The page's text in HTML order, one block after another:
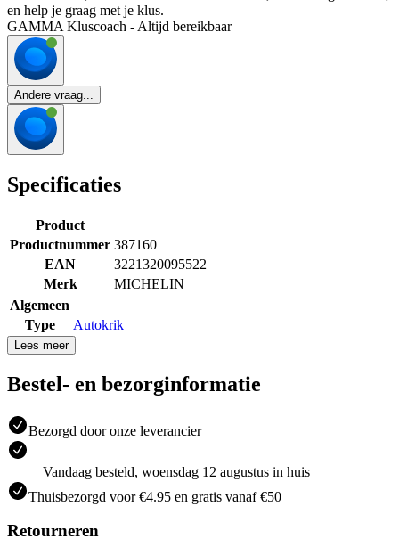
en help je graag met je klus.
GAMMA Kluscoach - Altijd bereikbaar
Andere vraag...
Specificaties
Product
Productnummer 387160
EAN
3221320095522
Merk
MICHELIN
Algemeen
Type
Autokrik
Lees meer
Bestel- en bezorginformatie
Bezorgd door onze leverancier
Vandaag besteld, woensdag 12 augustus in huis
Thuisbezorgd voor €4.95 en gratis vanaf €50
Retourneren